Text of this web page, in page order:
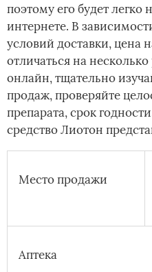
поэтому его будет легко
интернете. В
условий доставки, цена
отличаться на
онлайн, тщательно
продаж, проверяйте
препарата, срок
средство Лиотон
Место продажи
Аптека